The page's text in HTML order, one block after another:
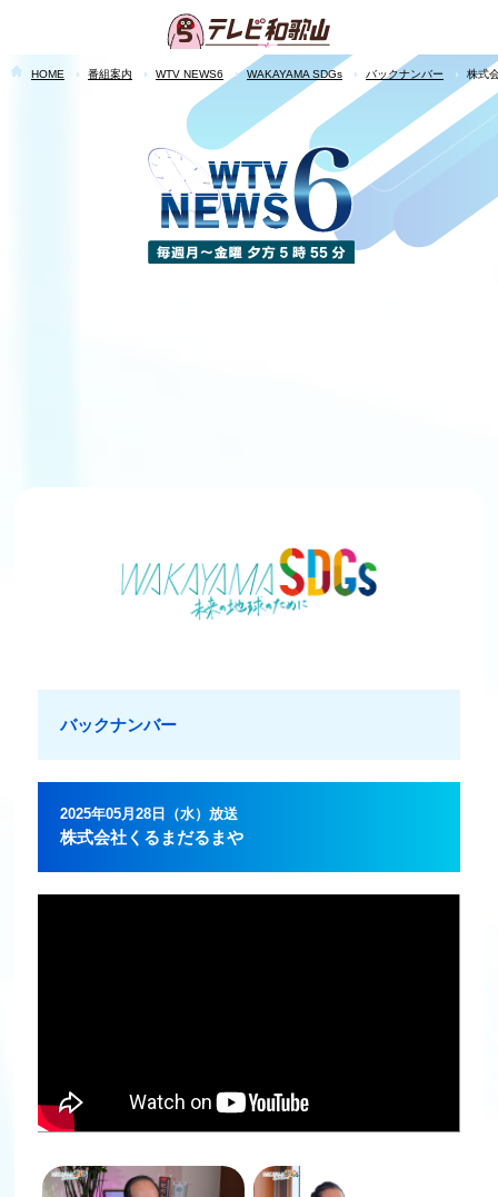
HOME 番組案内 WTV NEWS6 WAKAYAMA SDGs バックナンバー 株式
バックナンバー
2025年05月28日（水）放送
株式会社くるまだるまや